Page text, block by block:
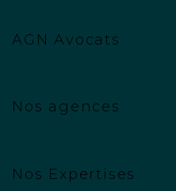
AGN Avocats
Nos agences
Nos Expertises